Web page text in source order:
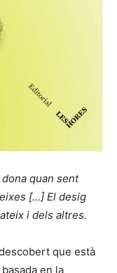
quan sent
[…] El desig
i dels altres.
que està
en la